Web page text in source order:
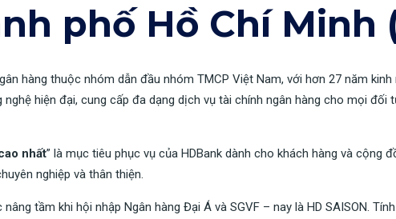
phố Hồ Chí Minh
hàng thuộc nhóm dẫn đầu nhóm TMCP Việt Nam, với hơn 27 năm
hiện đại, cung cấp đa dạng dịch vụ tài chính ngân hàng cho mọi
nhất” là mục tiêu phục vụ của HDBank dành cho khách hàng và cộng
nghiệp và thân thiện.
tầm khi hội nhập Ngân hàng Đại Á và SGVF – nay là HD SAISON.